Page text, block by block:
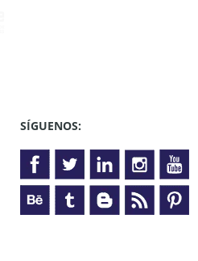
SÍGUENOS: